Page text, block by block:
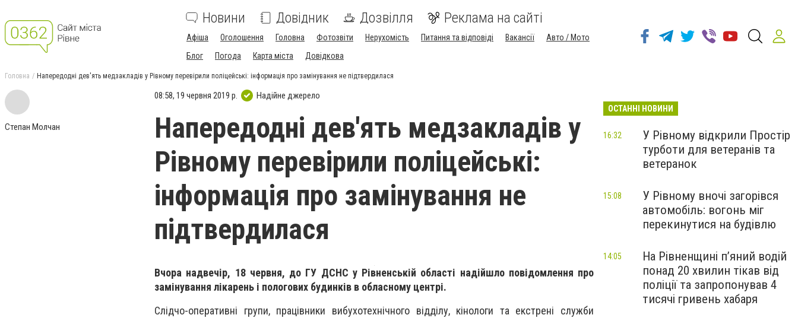
Новини Довідник Дозвілля Реклама на сайті
Афіша Оголошення Головна Фотозвіти Нерухомість Питання та відповіді Вакансії
Авто / Мото
Блог
Погода Карта міста Довідкова
Головна Напередодні дев'ять медзакладів у Рівному перевірили поліцейські: інформація про замінування не підтвердилася
Степан Молчан
08:58, 19 червня 2019 р. Надійне джерело
Напередодні дев'ять медзакладів у
Рівному перевірили поліцейські:
інформація про замінування не
підтвердилася
Вчора надвечір, 18 червня, до ГУ ДСНС у Рівненській області надійшло повідомлення про
замінування лікарень і пологових будинків в обласному центрі.
Слідчо-оперативні групи, працівники вибухотехнічного відділу, кінологи та екстрені служби
ОСТАННІ НОВИНИ
У Рівному відкрили Простір
турботи для ветеранів та
ветеранок
16:32
У Рівному вночі загорівся
автомобіль: вогонь міг
перекинутися на будівлю
15:08
На Рівненщині п’яний водій
понад 20 хвилин тікав від
поліції та запропонував 4
тисячі гривень хабаря
14:05